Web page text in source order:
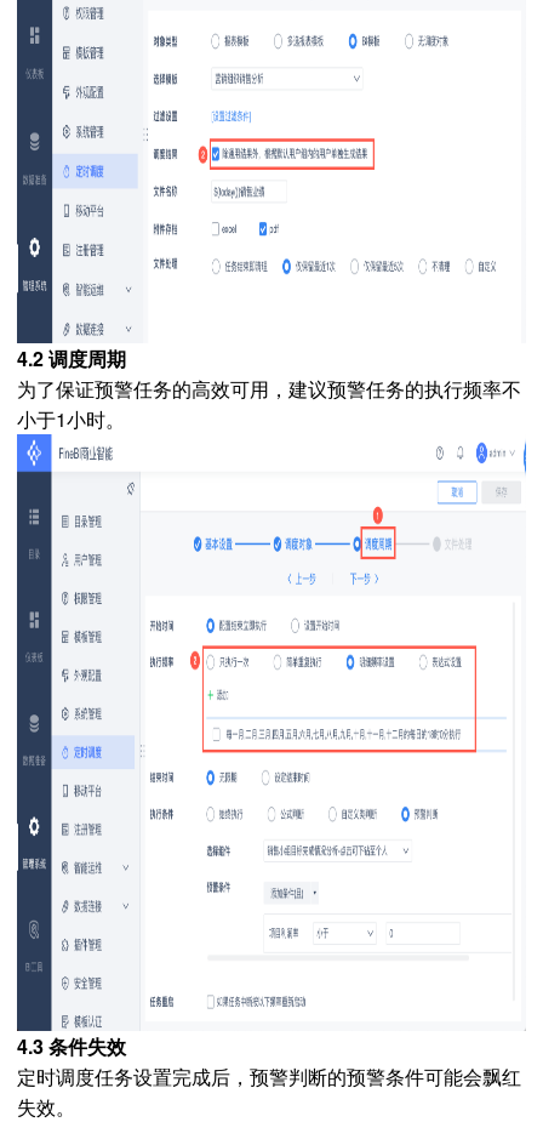
4.2 调度周期
为了保证预警任务的高效可用，建议预警任务的执行频率不
小于1小时。
4.3 条件失效
定时调度任务设置完成后，预警判断的预警条件可能会飘红
失效。